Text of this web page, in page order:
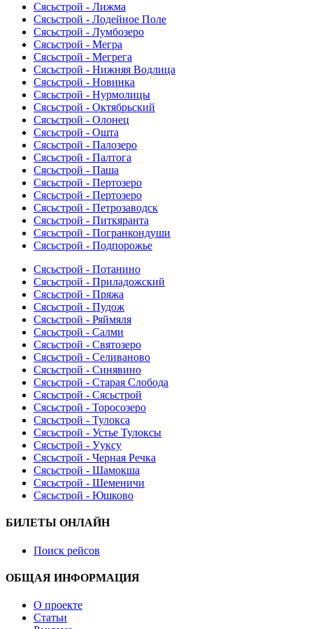
Сясьстрой - Лижма
Сясьстрой - Лодейное Поле
Сясьстрой - Лумбозеро
Сясьстрой - Мегра
Сясьстрой - Мегрега
Сясьстрой - Нижняя Водлица
Сясьстрой - Новинка
Сясьстрой - Нурмолицы
Сясьстрой - Октябрьский
Сясьстрой - Олонец
Сясьстрой - Ошта
Сясьстрой - Палозеро
Сясьстрой - Палтога
Сясьстрой - Паша
Сясьстрой - Пертозеро
Сясьстрой - Пертозеро
Сясьстрой - Петрозаводск
Сясьстрой - Питкяранта
Сясьстрой - Погранкондуши
Сясьстрой - Подпорожье
Сясьстрой - Потанино
Сясьстрой - Приладожский
Сясьстрой - Пряжа
Сясьстрой - Пудож
Сясьстрой - Ряймяля
Сясьстрой - Салми
Сясьстрой - Святозеро
Сясьстрой - Селиваново
Сясьстрой - Синявино
Сясьстрой - Старая Слобода
Сясьстрой - Сясьстрой
Сясьстрой - Торосозеро
Сясьстрой - Тулокса
Сясьстрой - Устье Тулоксы
Сясьстрой - Ууксу
Сясьстрой - Черная Речка
Сясьстрой - Шамокша
Сясьстрой - Шеменичи
Сясьстрой - Юшково
БИЛЕТЫ ОНЛАЙН
Поиск рейсов
ОБЩАЯ ИНФОРМАЦИЯ
О проекте
Статьи